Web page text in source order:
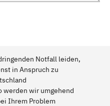
Notfall leiden,
in Anspruch zu
werden wir umgehend
Ihrem Problem